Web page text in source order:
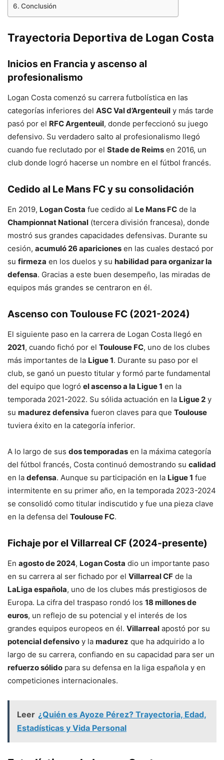
Conclusión
Trayectoria Deportiva de Logan Costa
Inicios en Francia y ascenso al
profesionalismo
Logan Costa comenzó su carrera futbolística en las
categorías inferiores del ASC Val d’Argenteuil y más tarde
pasó por el RFC Argenteuil, donde perfeccionó su juego
defensivo. Su verdadero salto al profesionalismo llegó
cuando fue reclutado por el Stade de Reims en 2016, un
club donde logró hacerse un nombre en el fútbol francés.
Cedido al Le Mans FC y su consolidación
En 2019, Logan Costa fue cedido al Le Mans FC de la
Championnat National (tercera división francesa), donde
mostró sus grandes capacidades defensivas. Durante su
cesión, acumuló 26 apariciones en las cuales destacó por
su firmeza en los duelos y su habilidad para organizar la
defensa. Gracias a este buen desempeño, las miradas de
equipos más grandes se centraron en él.
Ascenso con Toulouse FC (2021-2024)
El siguiente paso en la carrera de Logan Costa llegó en
2021, cuando fichó por el Toulouse FC, uno de los clubes
más importantes de la Ligue 1. Durante su paso por el
club, se ganó un puesto titular y formó parte fundamental
del equipo que logró el ascenso a la Ligue 1 en la
temporada 2021-2022. Su sólida actuación en la Ligue 2 y
su madurez defensiva fueron claves para que Toulouse
tuviera éxito en la categoría inferior.
A lo largo de sus dos temporadas en la máxima categoría
del fútbol francés, Costa continuó demostrando su calidad
en la defensa. Aunque su participación en la Ligue 1 fue
intermitente en su primer año, en la temporada 2023-2024
se consolidó como titular indiscutido y fue una pieza clave
en la defensa del Toulouse FC.
Fichaje por el Villarreal CF (2024-presente)
En agosto de 2024, Logan Costa dio un importante paso
en su carrera al ser fichado por el Villarreal CF de la
LaLiga española, uno de los clubes más prestigiosos de
Europa. La cifra del traspaso rondó los 18 millones de
euros, un reflejo de su potencial y el interés de los
grandes equipos europeos en él. Villarreal apostó por su
potencial defensivo y la madurez que ha adquirido a lo
largo de su carrera, confiando en su capacidad para ser un
refuerzo sólido para su defensa en la liga española y en
competiciones internacionales.
Leer ¿Quién es Ayoze Pérez? Trayectoria, Edad,
Estadísticas y Vida Personal